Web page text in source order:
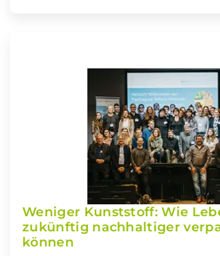
Weniger Kunststoff: Wie
zukünftig nachhaltiger
können